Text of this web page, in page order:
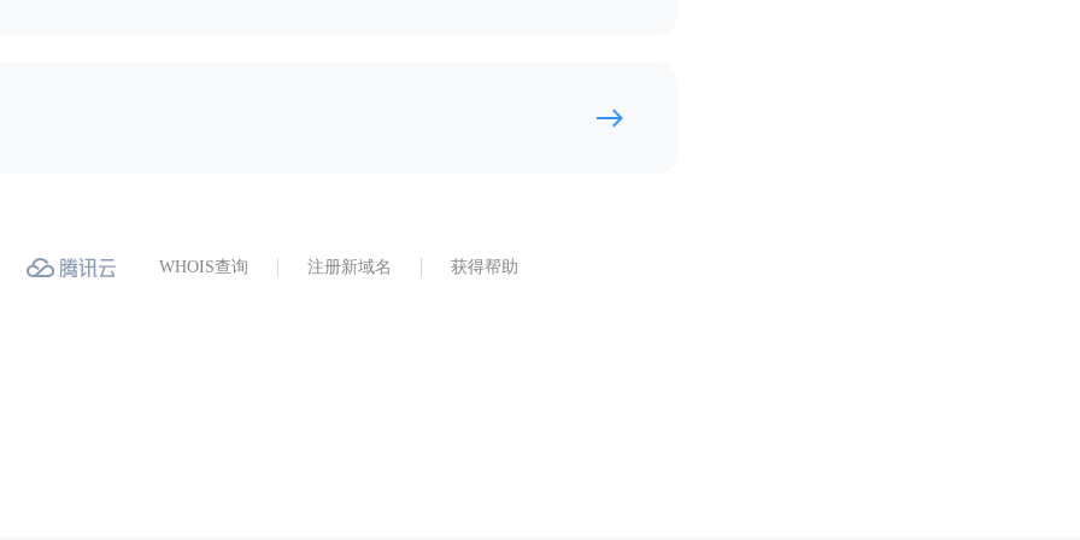
WHOIS查询 注册新域名 获得帮助